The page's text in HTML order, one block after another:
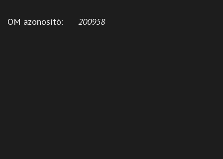
OM azonosító: 200958